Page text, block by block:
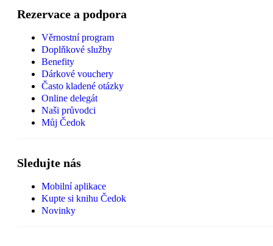
Rezervace a podpora
Věrnostní program
Doplňkové služby
Benefity
Dárkové vouchery
Často kladené otázky
Online delegát
Naši průvodci
Můj Čedok
Sledujte nás
Mobilní aplikace
Kupte si knihu Čedok
Novinky